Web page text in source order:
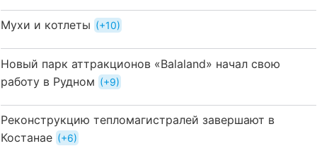
Мухи и котлеты +10
Новый парк аттракционов «Balaland» начал свою
работу в Рудном
+9
Реконструкцию тепломагистралей завершают в
Костанае
+6